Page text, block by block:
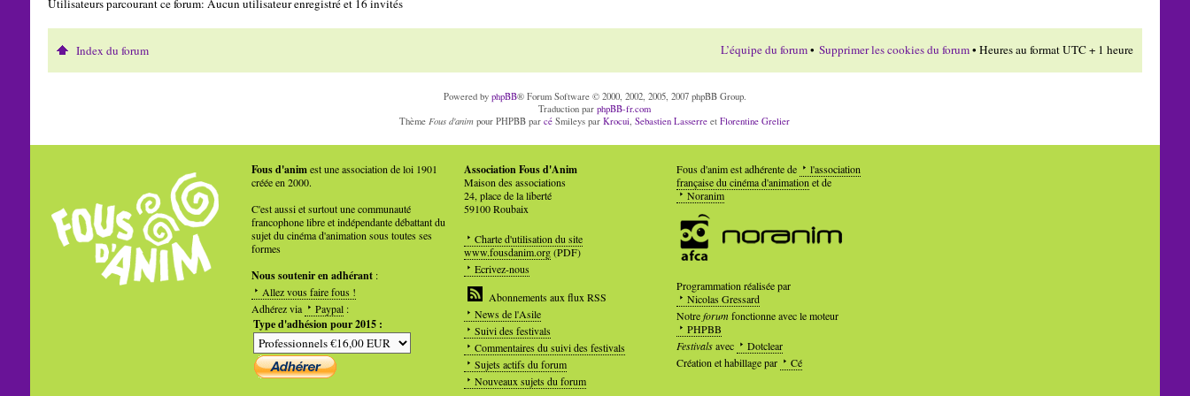
Index du forum L’équipe du forum• Supprimer les cookies du forum• Heures au format UTC + 1 heure
Powered by phpBB® Forum Software © 2000, 2002, 2005, 2007 phpBB Group.
Traduction parphpBB-fr.com
ThèmeFous d'anim pour PHPBB parcé Smileys parKrocui,Sebastien Lasserre etFlorentine Grelier
Fous d'animest une association de loi 1901
créée en 2000.
C'est aussi et surtout une communauté
francophone libre et indépendante débattant du
sujet du cinéma d'animation sous toutes ses
formes
Nous soutenir en adhérant:
Allez vous faire fous !
Adhérez via
Paypal:
Type d'adhésion pour 2015 :
Association Fous d'Anim
Maison des associations
24, place de la liberté
59100 Roubaix
Charte d'utilisation du site
www.fousdanim.org(PDF)
Ecrivez-nous
Abonnements aux flux RSS
News de l'Asile
Suivi des festivals
Commentaires du suivi des festivals
Sujets actifs du forum
Nouveaux sujets du forum
Fous d'anim est adhérente de
l'association
française du cinéma d'animationet de
Noranim
Programmation réalisée par
Nicolas Gressard
Notreforumfonctionne avec le moteur
PHPBB
Festivalsavec
Dotclear
Création et habillage par
Cé